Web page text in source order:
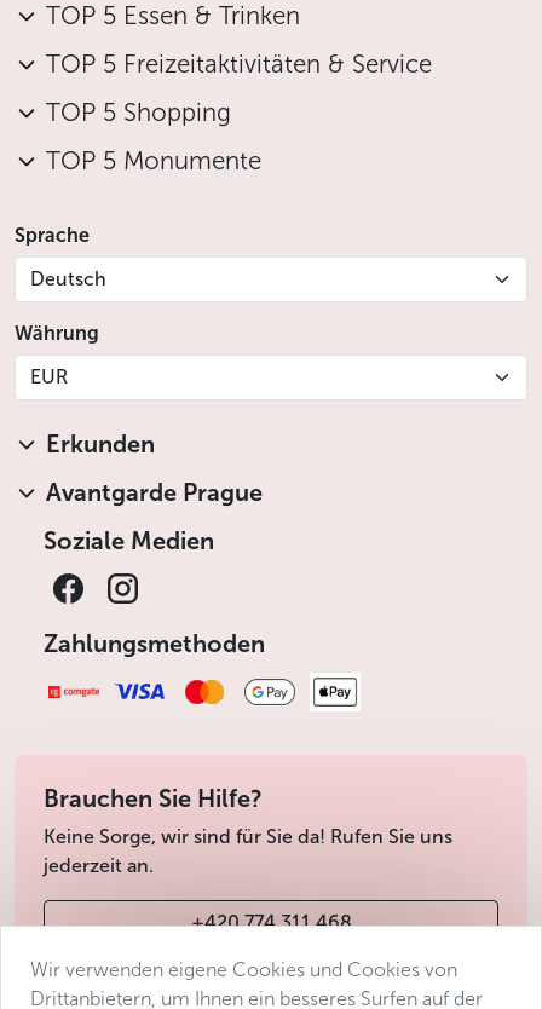
TOP 5 Essen & Trinken
TOP 5 Freizeitaktivitäten & Service
TOP 5 Shopping
TOP 5 Monumente
Sprache
Deutsch
Währung
EUR
Erkunden
Avantgarde Prague
Soziale Medien
Zahlungsmethoden
Brauchen Sie Hilfe?
Keine Sorge, wir sind für Sie da! Rufen Sie uns
jederzeit an.
+420 774 311 468
info@avantgarde-prague.cz
Wir verwenden eigene Cookies und Cookies von
Drittanbietern, um Ihnen ein besseres Surfen auf der